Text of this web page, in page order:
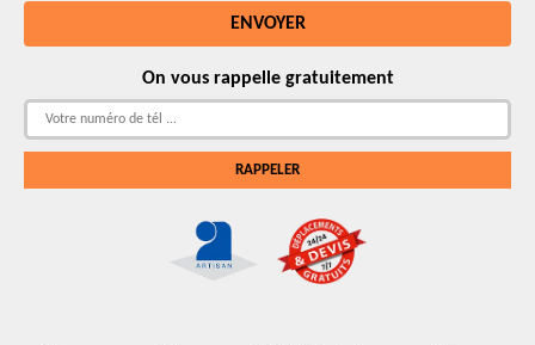
On vous rappelle gratuitement